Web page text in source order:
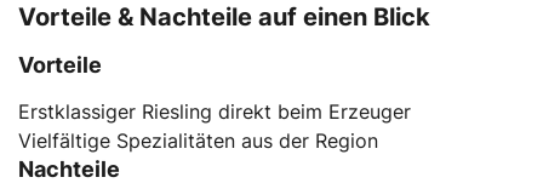
Vorteile & Nachteile auf einen Blick
Vorteile
Erstklassiger Riesling direkt beim Erzeuger
Vielfältige Spezialitäten aus der Region
Nachteile